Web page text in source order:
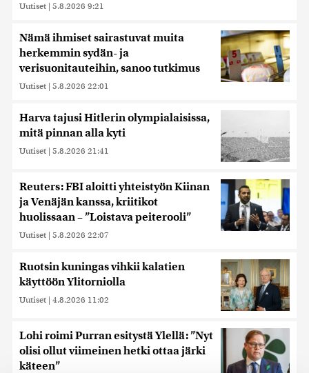
Uutiset | 5.8.2026 9:21
Nämä ihmiset sairastuvat muita
herkemmin sydän- ja
verisuonitauteihin, sanoo tutkimus
Uutiset | 5.8.2026 22:01
Harva tajusi Hitlerin olympialaisissa,
mitä pinnan alla kyti
Uutiset | 5.8.2026 21:41
Reuters: FBI aloitti yhteistyön Kiinan
ja Venäjän kanssa, kriitikot
huolissaan – ”Loistava peiterooli”
Uutiset | 5.8.2026 22:07
Ruotsin kuningas vihkii kalatien
käyttöön Ylitorniolla
Uutiset | 4.8.2026 11:02
Lohi roimi Purran esitystä Ylellä: ”Nyt
olisi ollut viimeinen hetki ottaa järki
käteen”